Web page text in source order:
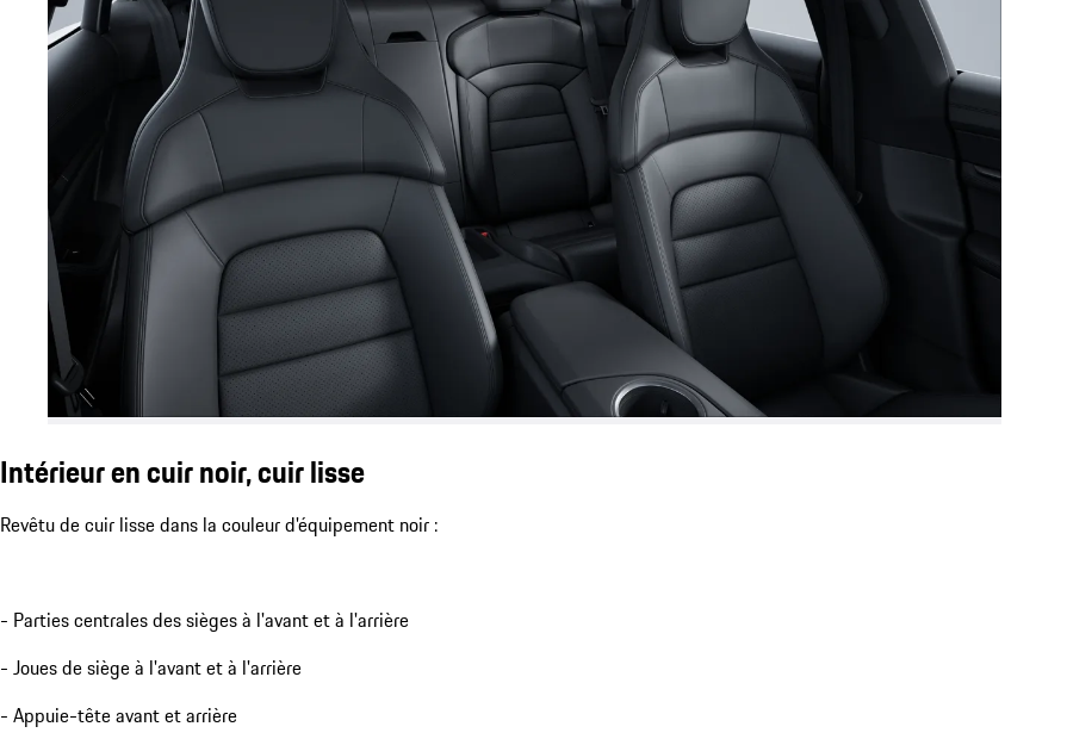
Intérieur en cuir noir, cuir lisse
Revêtu de cuir lisse dans la couleur d'équipement noir :
- Parties centrales des sièges à l'avant et à l'arrière
- Joues de siège à l'avant et à l'arrière
- Appuie-tête avant et arrière